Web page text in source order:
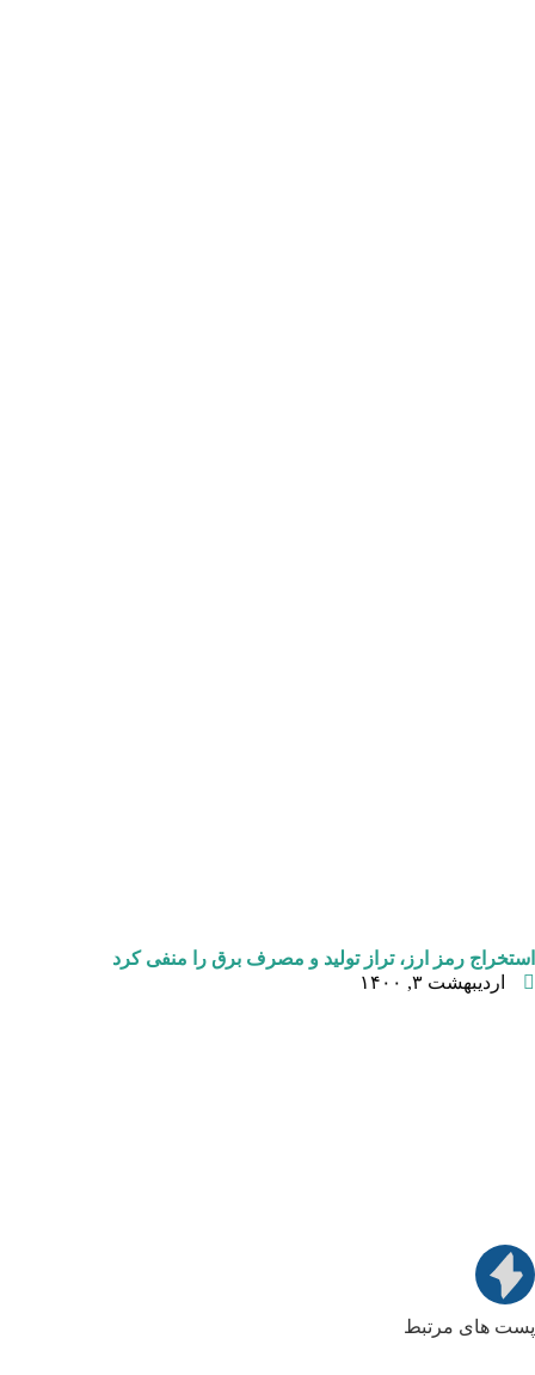
استخراج رمز ارز، تراز تولید و مصرف برق را منفی کرد
اردیبهشت ۳, ۱۴۰۰
پست های مرتبط